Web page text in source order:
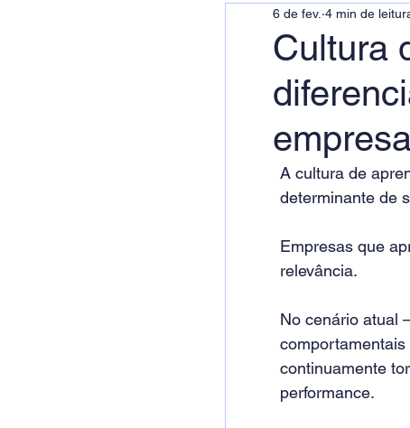
Gestão de
Cultura
6 de fev. 4 min de
A cultura de
determinante de
Empresas que
relevância.
No cenário atual
continuamente
performance.